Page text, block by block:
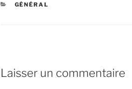
CATÉGORIES
GÉNÉRAL
Laisser un commentaire